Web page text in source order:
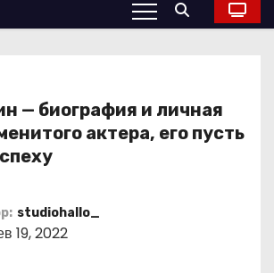
— биография и личная
актера, его пусть
studiohallo_
19, 2022